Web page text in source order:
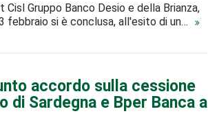
Gruppo Banco Desio e della Brianza,
febbraio si è conclusa, all'esito di un…
accordo sulla cessione
di Sardegna e Bper Banca a